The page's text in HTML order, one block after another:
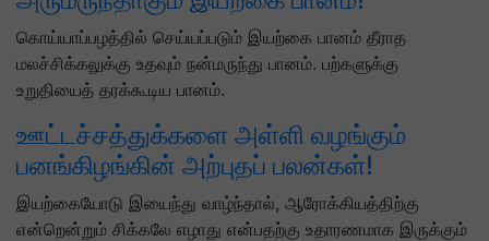
கொய்யாப்பழத்தில் செய்யப்படும் இயற்கை பானம் தீராத
மலச்சிக்கலுக்கு உதவும் நன்மருந்து பானம். பற்களுக்கு
உறுதியைத் தரக்கூடிய பானம்.
ஊட்டச்சத்துக்களை அள்ளி வழங்கும்
பனங்கிழங்கின் அற்புதப் பலன்கள்!
இயற்கையோடு இயைந்து வாழ்ந்தால், ஆரோக்கியத்திற்கு
என்றென்றும் சிக்கலே எழாது என்பதற்கு உதாரணமாக இருக்கும்